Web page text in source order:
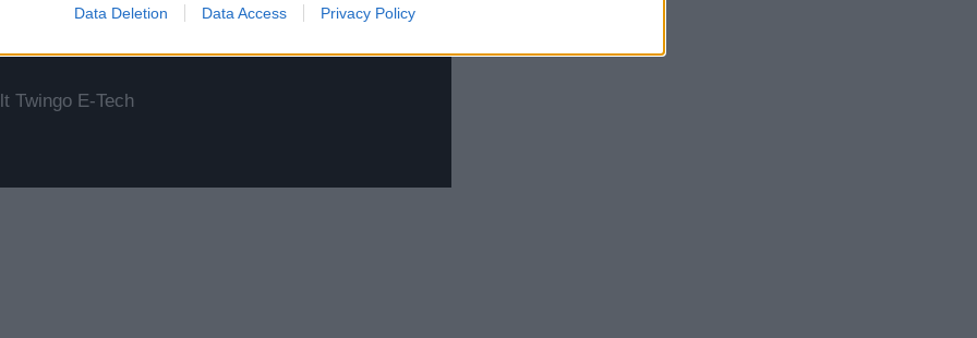
Data Deletion Data Access Privacy Policy
Twingo E-Tech